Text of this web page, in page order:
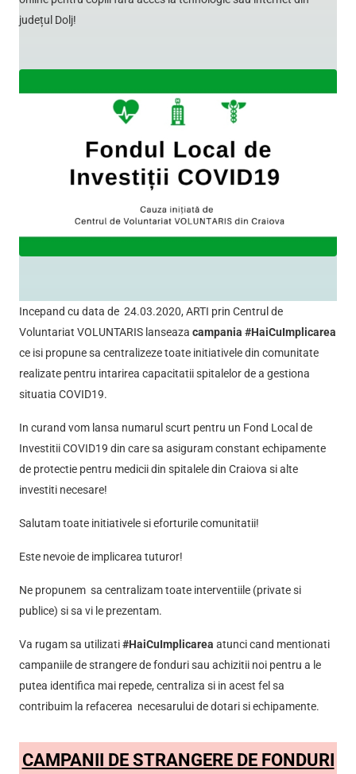
SMS 8844 cu textul ABECEDAR pentru
online pentru copiii fără acces la tehnologie sau
județul Dolj!
Voluntariat VOLUNTARIS lanseaza
ce isi propune sa centralizeze toate initiativele din
realizate pentru intarirea capacitatii spitalelor de a
situatia COVID19.
In curand vom lansa numarul scurt pentru un Fond
Investitii COVID19 din care sa asiguram constant
investiti necesare!